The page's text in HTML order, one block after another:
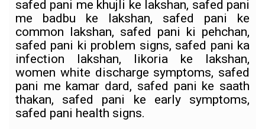
safed pani me khujli ke lakshan, safed pani
me badbu ke lakshan, safed pani ke
common lakshan, safed pani ki pehchan,
safed pani ki problem signs, safed pani ka
infection lakshan, likoria ke lakshan,
women white discharge symptoms, safed
pani me kamar dard, safed pani ke saath
thakan, safed pani ke early symptoms,
safed pani health signs.